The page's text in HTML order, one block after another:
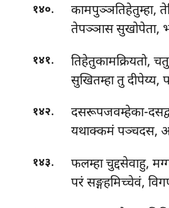
१४०.
कामपुञ्ञतिहेतुम्हा,
तेपञ्ञास सुखोपेता,
१४१.
तिहेतुकामक्रियतो,
सुखितम्हा तु दीपेय्य,
१४२. दसरूपजवम्हेका-
यथाक्कमं पञ्चदस,
१४३.
फलम्हा चुद्दसेवाहु,
परं सङ्गहमिच्चेवं,